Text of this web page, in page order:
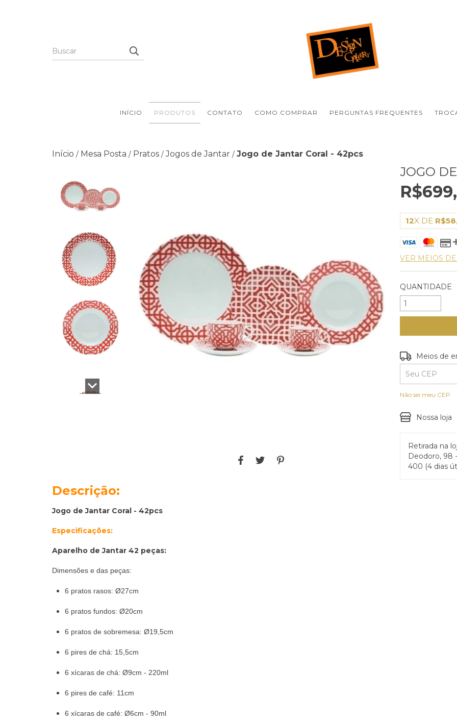
INÍCIO PRODUTOS CONTATO COMO COMPRAR PERGUNTAS FREQUENTES
Início / Mesa Posta / Pratos / Jogos de Jantar / Jogo de Jantar Coral - 42pcs
Descrição:
Jogo de Jantar Coral - 42pcs
Especificações:
Aparelho de Jantar 42 peças:
Dimensões e das peças:
6 pratos rasos: Ø27cm
6 pratos fundos: Ø20cm
6 pratos de sobremesa: Ø19,5cm
6 pires de chá: 15,5cm
6 xícaras de chá: Ø9cm - 220ml
6 pires de café: 11cm
6 xícaras de café: Ø6cm - 90ml
JOGO
12X DE
VER MEIOS
QUANTIDADE
Entregas para o
Meios de
Não sei meu CEP
Nossa loja
Retirada na
Deodoro, 98
400 (4 dias